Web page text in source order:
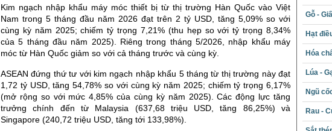
Kim ngạch nhập khẩu máy móc thiết bị từ thị trường Hàn Quốc vào Việt
Nam trong 5 tháng đầu năm 2026 đạt trên 2 tỷ USD, tăng 5,09% so với
cùng kỳ năm 2025; chiếm tỷ trọng 7,21% (thu hẹp so với tỷ trọng 8,34%
của 5 tháng đầu năm 2025). Riêng trong tháng 5/2026, nhập khẩu máy
móc từ Hàn Quốc giảm so với cả tháng trước và cùng kỳ.
ASEAN đứng thứ tư với kim ngạch nhập khẩu 5 tháng từ thị trường này đạt
1,72 tỷ USD, tăng 54,78% so với cùng kỳ năm 2025; chiếm tỷ trọng 6,17%
(mở rộng so với mức 4,85% của cùng kỳ năm 2025). Các động lực tăng
trưởng chính đến từ Malaysia (637,68 triệu USD, tăng 86,25%) và
Singapore (240,72 triệu USD, tăng tới 133,98%).
Gỗ -
Hạt
Hóa
Lúa -
Ngũ
Rau -